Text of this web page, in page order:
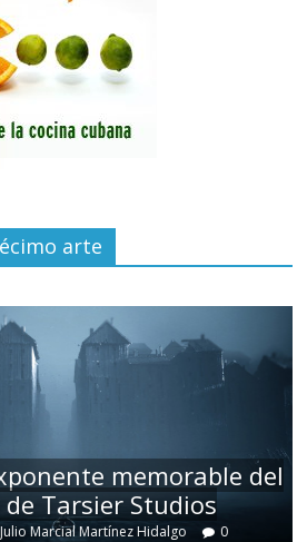
arte
memorable del
Tarsier Studios
Julio Marcial Martínez Hidalgo 0